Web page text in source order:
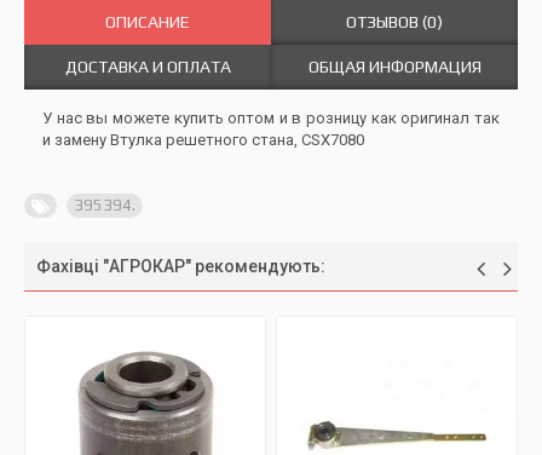
ОПИСАНИЕ ОТЗЫВОВ (0)
ДОСТАВКА И ОПЛАТА ОБЩАЯ ИНФОРМАЦИЯ
У нас вы можете купить оптом и в розницу как оригинал так
и замену Втулка решетного стана, CSX7080
395394.
Фахівці "АГРОКАР" рекомендують: